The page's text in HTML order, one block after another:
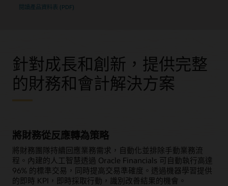
式會計規則。
強大的會計引擎
使用功能強大的集中式會計引擎處理大量交易，以實現無
與倫比的處理速度。
設定產品或服務的正確組合，並建立準確的專業
自動化收入認列計算
符合 IFRS 15/ASC 606 標準，避免判斷認列收入時機和金額的
困擾。
告。
透過從供應商發票中擷取燃料、能源、水和廢棄物管理的採購
資料，在 Cloud ERP 中追蹤和報告公司的環境影響。
閱讀產品資料表 (PDF)
針對成長和創新，提供完整
的財務和會計解決方案
將財務從反應轉為策略
將財務團隊持續回應業務需求，自動化並排除手動業務流
程。內建的人工智慧透過 Oracle Financials 可自動執行高達
96% 的標準交易，同時提高交易準確度。透過機器學習提供
的即時 KPI，即時採取行動，識別改善結果的機會。